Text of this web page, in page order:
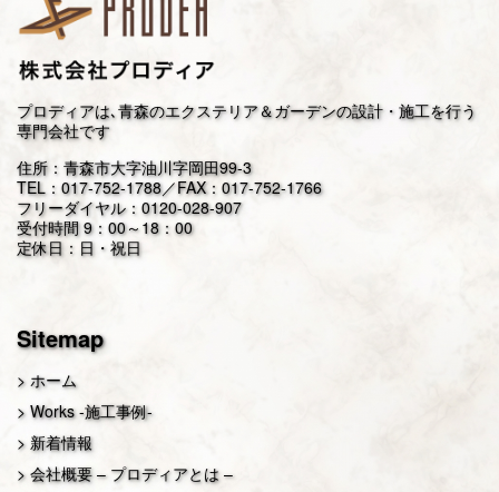
プロディアは､青森のエクステリア＆ガーデンの設計・施工を行う
専門会社です
住所：青森市大字油川字岡田99-3
TEL： 017-752-1788／FAX：017-752-1766
フリーダイヤル： 0120-028-907
受付時間 9：00～18：00
定休日：日・祝日
Sitemap
ホーム
Works -施工事例-
新着情報
会社概要 – プロディアとは –